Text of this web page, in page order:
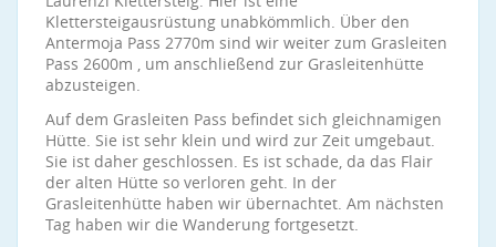
Klettersteigausrüstung unabkömmlich. Über den
Antermoja Pass 2770m sind wir weiter zum Grasleiten
Pass 2600m , um anschließend zur Grasleitenhütte
abzusteigen.
Auf dem Grasleiten Pass befindet sich gleichnamigen
Hütte. Sie ist sehr klein und wird zur Zeit umgebaut.
Sie ist daher geschlossen. Es ist schade, da das Flair
der alten Hütte so verloren geht. In der
Grasleitenhütte haben wir übernachtet. Am nächsten
Tag haben wir die Wanderung fortgesetzt.